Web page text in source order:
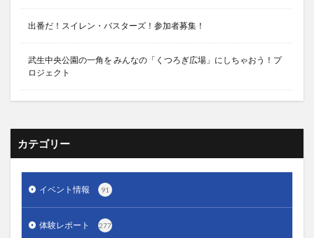
出番だ！スイレン・バスターズ！参加者募集！
武生中央公園の一角を みんなの「くつろぎ広場」にしちゃおう！プ
ロジェクト
カテゴリー
イベント情報 91
体験レポート 277